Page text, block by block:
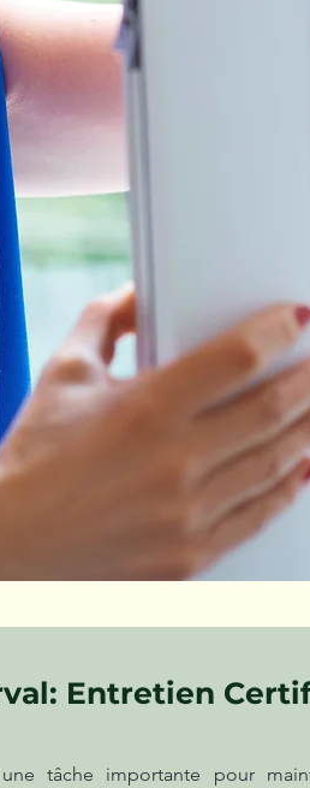
Entretien
tâche importante pour